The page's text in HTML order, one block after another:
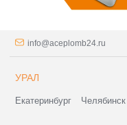
info@aceplomb24.ru
УРАЛ
Екатеринбург Челябинск